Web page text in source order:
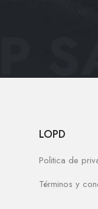
LOPD
Politica de
Términos y